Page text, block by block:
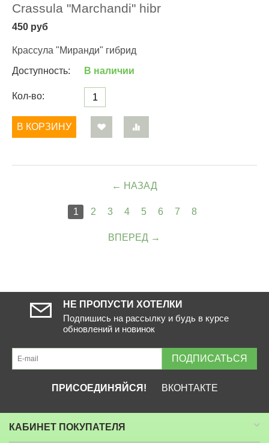
Crassula "Marchandi" hibr
450 руб
Крассула "Миранди" гибрид
Доступность:
В наличии
Кол-во:
В КОРЗИНУ
НАЗАД
1 2 3 4 5 6 7 8
ВПЕРЕД
НЕ ПРОПУСТИ ХОТЕЛКИ
Подпишись на рассылку и будь в курсе
обновлений и новинок
ПОДПИСАТЬСЯ
ПРИСОЕДИНЯЙСЯ! ВКОНТАКТЕ
КАБИНЕТ ПОКУПАТЕЛЯ